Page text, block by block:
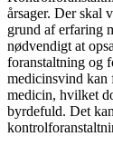
årsager. Der skal
grund af erfaring
nødvendigt at
foranstaltning og
medicinsvind kan
medicin, hvilket
byrdefuld. Det